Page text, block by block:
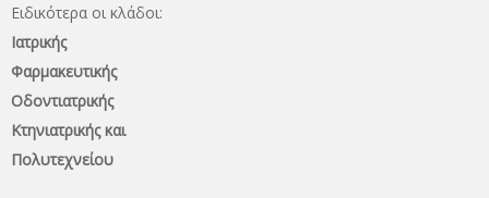
Ειδικότερα οι κλάδοι:
Ιατρικής
Φαρμακευτικής
Οδοντιατρικής
Κτηνιατρικής και
Πολυτεχνείου